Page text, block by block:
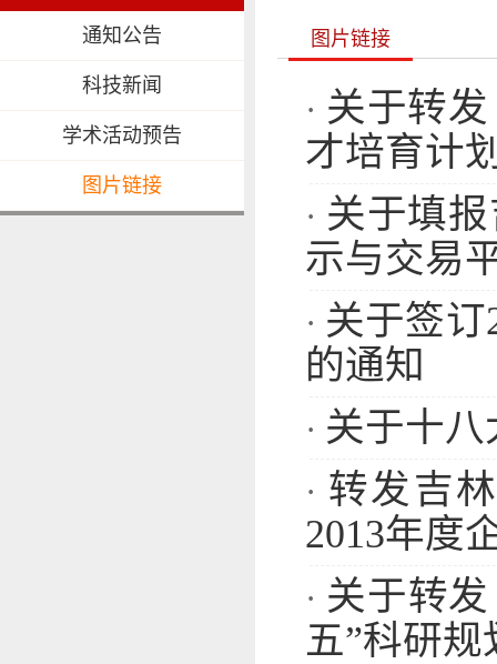
通知公告
科技新闻
学术活动预告
图片链接
图片链接
· 关于转
才培育计
· 关于填
示与交易
· 关于签订
的通知
· 关于十
· 转发吉
2013年度
· 关于转
五”科研规